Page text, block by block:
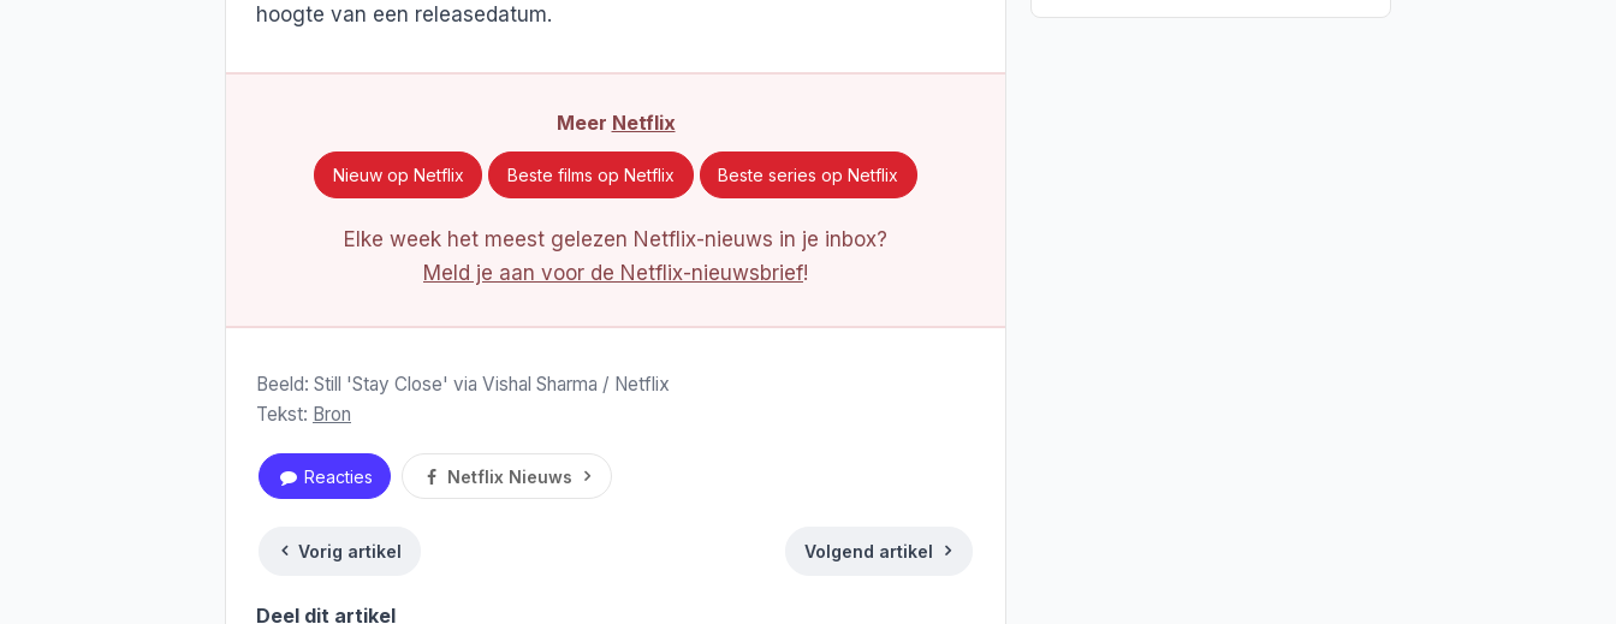
hoogte van een releasedatum.
Meer Netflix
Nieuw op Netflix Beste films op Netflix Beste series op Netflix
Elke week het meest gelezen Netflix-nieuws in je inbox?
Meld je aan voor de Netflix-nieuwsbrief!
Beeld: Still 'Stay Close' via Vishal Sharma / Netflix
Tekst: Bron
Reacties Netflix Nieuws
Vorig artikel Volgend artikel
Deel dit artikel